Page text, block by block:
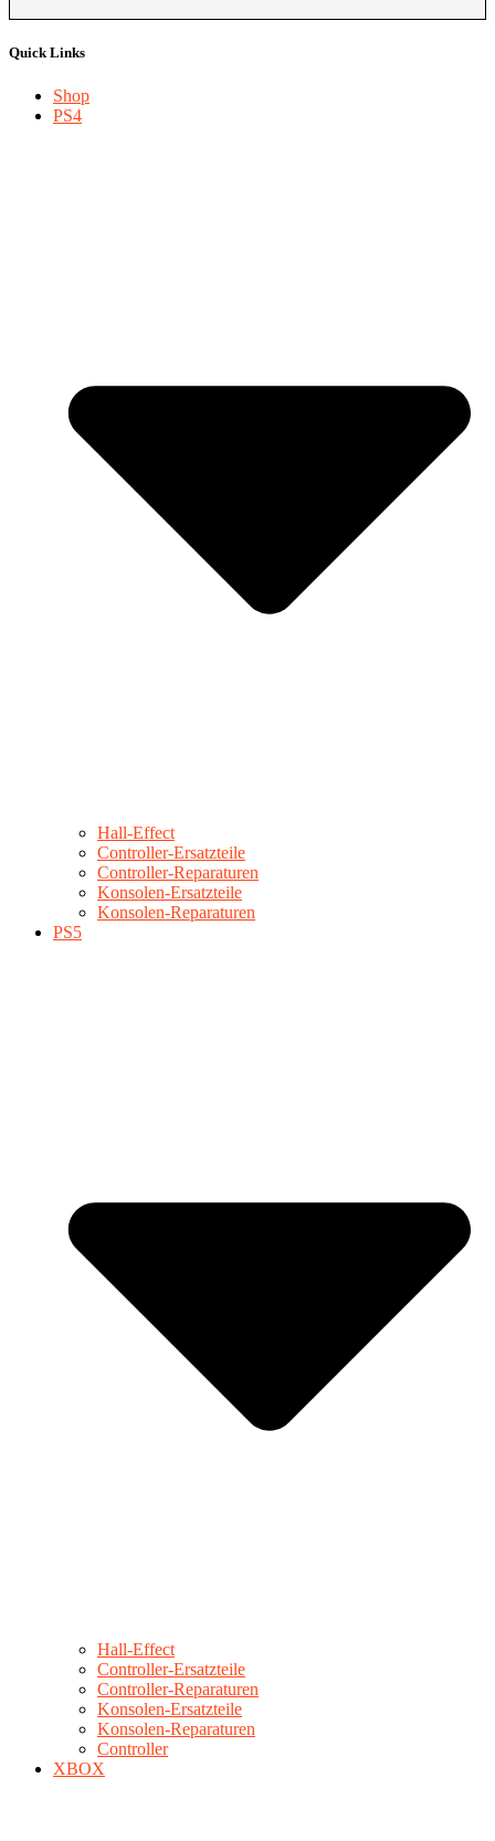
Quick Links
Shop
PS4
Hall-Effect
Controller-Ersatzteile
Controller-Reparaturen
Konsolen-Ersatzteile
Konsolen-Reparaturen
PS5
Hall-Effect
Controller-Ersatzteile
Controller-Reparaturen
Konsolen-Ersatzteile
Konsolen-Reparaturen
Controller
XBOX